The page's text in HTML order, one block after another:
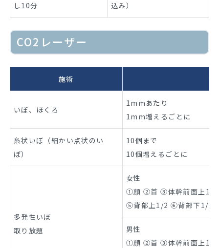
し10分
込み）
CO2レーザー
施術 サ
いぼ、ほくろ
1mmあたり
1mm増えるごとに
糸状いぼ（細かい点状のい
ぼ）
10個まで
10個増えるごとに
多発性いぼ
取り放題
女性
①顔 ②首 ③体幹前面上1/
⑤背部上1/2 ⑥背部下1/2
男性
①顔 ②首 ③体幹前面上1/3